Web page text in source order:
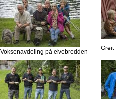
Voksenavdeling på elvebredden
Greit